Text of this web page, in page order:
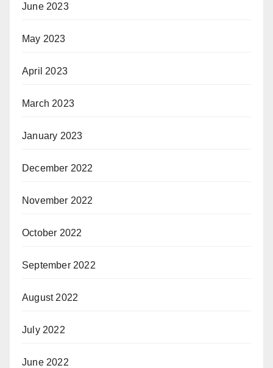
June 2023
May 2023
April 2023
March 2023
January 2023
December 2022
November 2022
October 2022
September 2022
August 2022
July 2022
June 2022